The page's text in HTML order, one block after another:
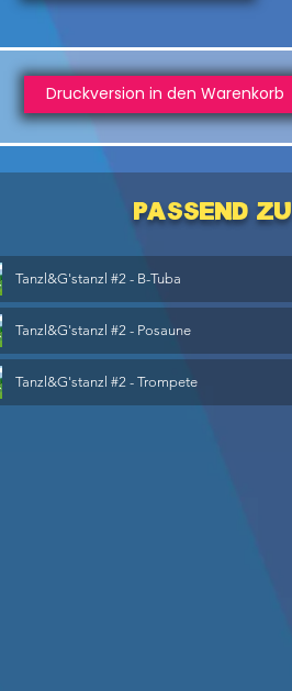
Druckversion in den Warenkorb
passend zu
Tanzl&G'stanzl #2 - B-Tuba
Tanzl&G'stanzl #2 - Posaune
Tanzl&G'stanzl #2 - Trompete